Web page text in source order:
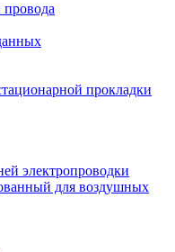
прокладки
электропроводки
для воздушных